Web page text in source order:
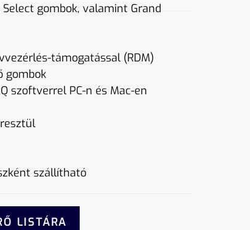
gombok, valamint Grand
támogatással (RDM)
gombok
szoftverrel PC-n és Mac-en
szállítható
LISTÁRA